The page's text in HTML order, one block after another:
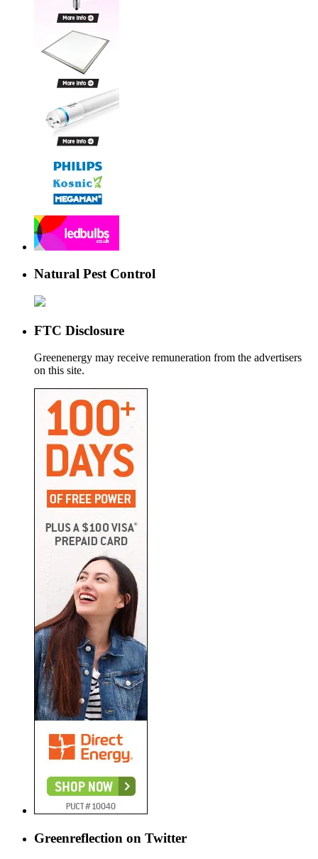
Natural Pest Control
FTC Disclosure
Greenenergy may receive remuneration from the advertisers
on this site.
Greenreflection on Twitter